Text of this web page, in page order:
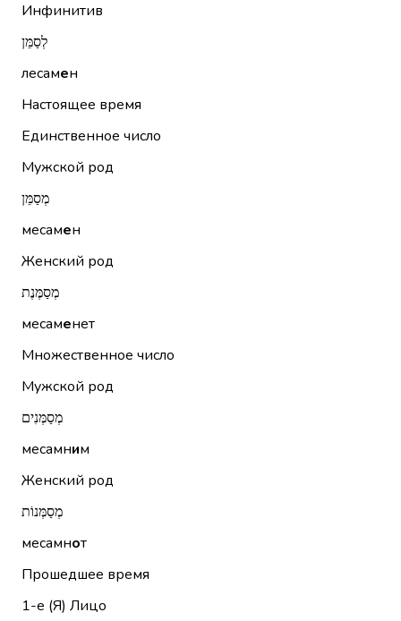
Инфинитив
לְסַמֵּן
лесамен
Настоящее время
Единственное число
Мужской род
מְסַמֵּן
месамен
Женский род
מְסַמֶּנֶת
месаменет
Множественное число
Мужской род
מְסַמְּנִים
месамним
Женский род
מְסַמְּנוֹת
месамнот
Прошедшее время
1-е (Я) Лицо